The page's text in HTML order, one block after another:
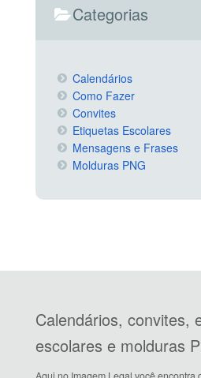
Categorias
Calendários
Como Fazer
Convites
Etiquetas Escolares
Mensagens e Frases
Molduras PNG
Calendários, convites,
escolares e molduras